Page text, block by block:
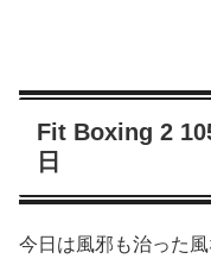
Fit Boxing 2
日
今日は風邪も治った